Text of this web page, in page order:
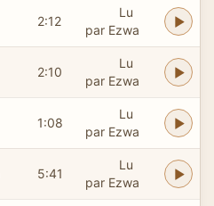
2:12
Lu
par Ezwa
2:10
Lu
par Ezwa
1:08
Lu
par Ezwa
5:41
Lu
par Ezwa